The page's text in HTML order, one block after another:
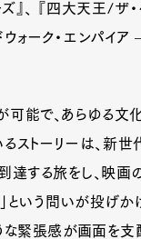
』、 『四大天王/ザ
ドウォーク・エンパ
可能で、あらゆる
ストーリーは、新
する旅をし、映画
いう問いが投げか
な緊張感が画面を支